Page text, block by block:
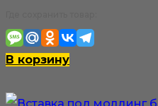
В корзину